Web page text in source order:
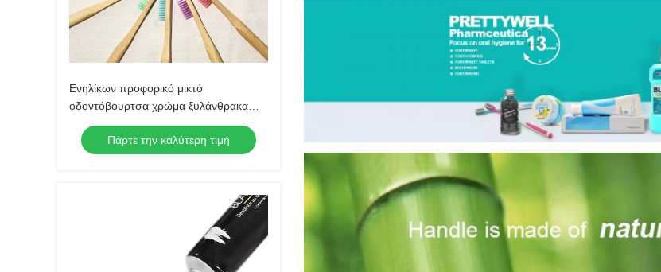
Ενηλίκων προφορικό μικτό
οδοντόβουρτσα χρώμα ξυλάνθρακα
μπαμπού προσοχής vegan
Πάρτε την καλύτερη τιμή